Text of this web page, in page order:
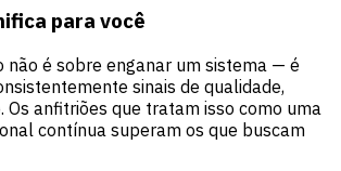
para você
não é sobre enganar um sistema — é
sinais de qualidade,
Os anfitriões que tratam isso como uma
contínua superam os que buscam